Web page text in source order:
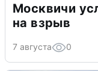
Москвичи
на взрыв
7 августа 0